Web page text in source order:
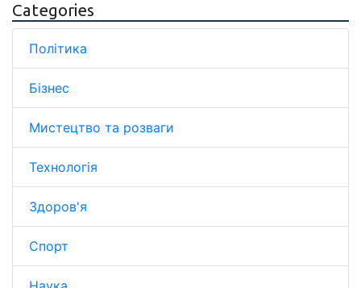
Categories
Політика
Бізнес
Мистецтво та розваги
Технологія
Здоров'я
Спорт